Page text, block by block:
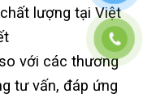
lượng tại Việt
với các thương
tư vấn, đáp ứng